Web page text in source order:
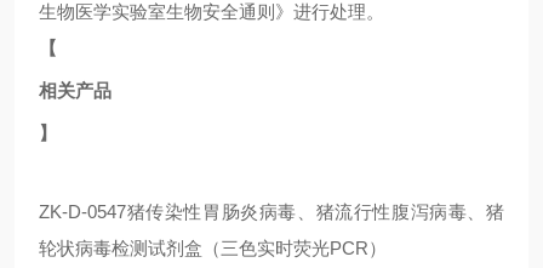
生物医学实验室生物安全通则》进行处理。
【
相关产品
】
ZK-D-0547猪传染性胃肠炎病毒、猪流行性腹泻病毒、猪
轮状病毒检测试剂盒（三色实时荧光PCR）